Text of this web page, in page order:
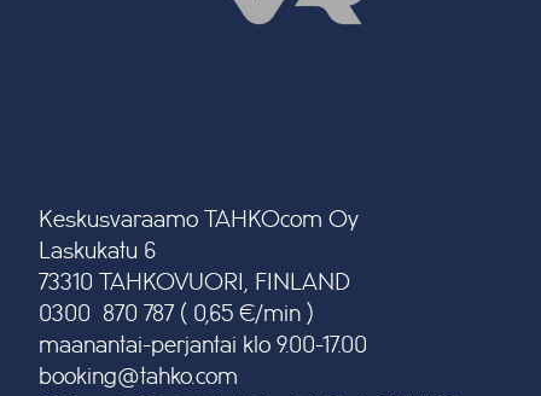
Keskusvaraamo TAHKOcom Oy
Laskukatu 6
73310 TAHKOVUORI, FINLAND
0300 870 787 ( 0,65 €/min )
maanantai-perjantai klo 9.00-17.00
booking@tahko.com